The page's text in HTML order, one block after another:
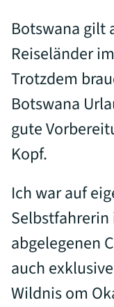
Botswana gilt
Reiseländer
Trotzdem
Botswana
gute
Kopf.
Ich war auf
abgelegenen
auch
Wildnis om